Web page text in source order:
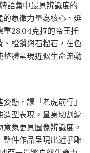
語彙中最具辨識度的
象徵力量為核心，延
重28.04克拉的帝王托
、橙鑽與石榴石，在色
體呈現近似生命流動
態，讓「老虎前行」
型表現。量身切割縞
象更具圖像辨識度。
整件作品呈現出近乎雕